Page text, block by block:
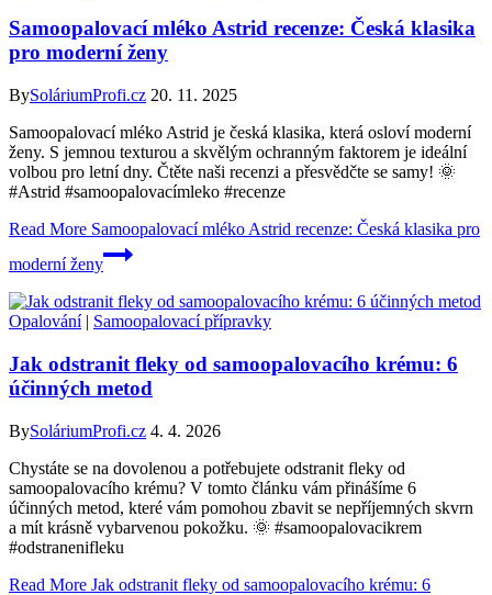
Samoopalovací mléko Astrid recenze: Česká klasika
pro moderní ženy
BySoláriumProfi.cz 20. 11. 2025
Samoopalovací mléko Astrid je česká klasika, která osloví moderní
ženy. S jemnou texturou a skvělým ochranným faktorem je ideální
volbou pro letní dny. Čtěte naši recenzi a přesvědčte se samy! 🌞
#Astrid #samoopalovacímleko #recenze
Read More Samoopalovací mléko Astrid recenze: Česká klasika pro
moderní ženy
Opalování| Samoopalovací přípravky
Jak odstranit fleky od samoopalovacího krému: 6
účinných metod
BySoláriumProfi.cz 4. 4. 2026
Chystáte se na dovolenou a potřebujete odstranit fleky od
samoopalovacího krému? V tomto článku vám přinášíme 6
účinných metod, které vám pomohou zbavit se nepříjemných skvrn
a mít krásně vybarvenou pokožku. 🌞 #samoopalovacikrem
#odstranenifleku
Read More Jak odstranit fleky od samoopalovacího krému: 6